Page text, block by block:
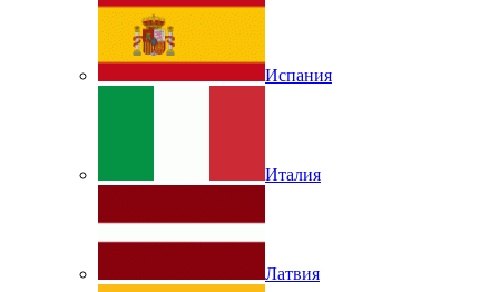
Испания
Италия
Латвия